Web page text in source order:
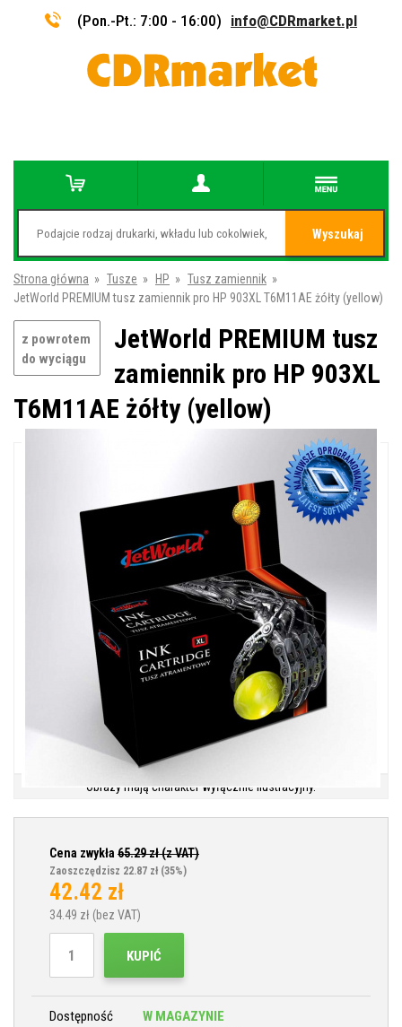
(Pon.-Pt.: 7:00 - 16:00) info@CDRmarket.pl
Wyszukaj
Strona główna » Tusze » HP » Tusz zamiennik »
JetWorld PREMIUM tusz zamiennik pro HP 903XL T6M11AE żółty (yellow)
z powrotem
do wyciągu
JetWorld PREMIUM tusz
zamiennik pro HP 903XL
T6M11AE żółty (yellow)
Obrazy mają charakter wyłącznie ilustracyjny.
Cena zwykła 65.29zł (z VAT)
Zaoszczędzisz 22.87 zł (35%)
42.42 zł
34.49 zł (bez VAT)
KUPIĆ
Dostępność
W MAGAZYNIE